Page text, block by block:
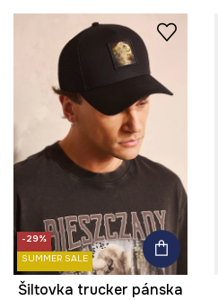
-29%
SUMMER SALE
Šiltovka trucker pánska